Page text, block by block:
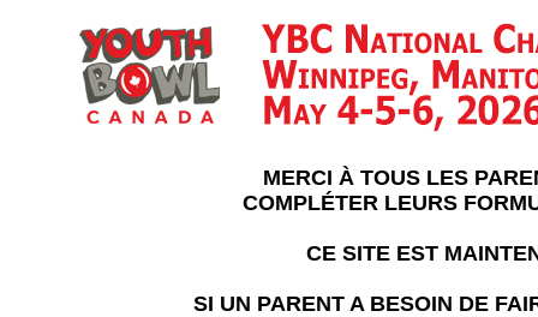
MERCI À TOUS LES
COMPLÉTER LEURS
CE SITE EST
SI UN PARENT A BESOIN DE